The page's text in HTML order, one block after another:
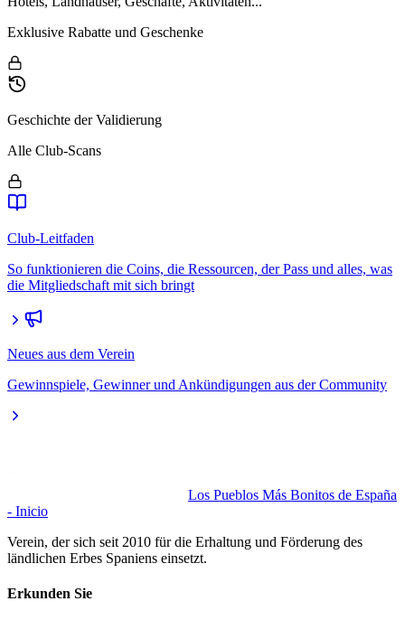
Exklusive Rabatte und Geschenke
Geschichte der Validierung
Alle Club-Scans
Club-Leitfaden
So funktionieren die Coins, die Ressourcen, der Pass und alles, was
die Mitgliedschaft mit sich bringt
Neues aus dem Verein
Gewinnspiele, Gewinner und Ankündigungen aus der Community
Los Pueblos Más Bonitos de España
- Inicio
Verein, der sich seit 2010 für die Erhaltung und Förderung des
ländlichen Erbes Spaniens einsetzt.
Erkunden Sie